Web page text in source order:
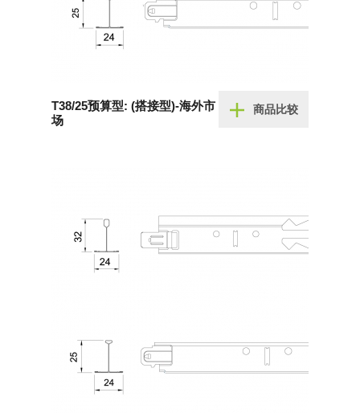
T38/25预算型: (搭接型)-海外市
场
商品比较